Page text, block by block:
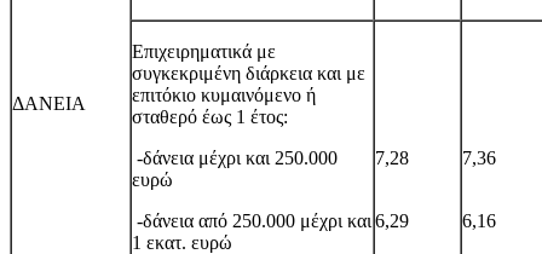
ΔΑΝΕΙΑ
Επιχειρηματικά με
συγκεκριμένη διάρκεια και με
επιτόκιο κυμαινόμενο ή
σταθερό έως 1 έτος:
-δάνεια μέχρι και 250.000
ευρώ
-δάνεια από 250.000 μέχρι και
1 εκατ. ευρώ
7,28
6,29
7,36
6,16